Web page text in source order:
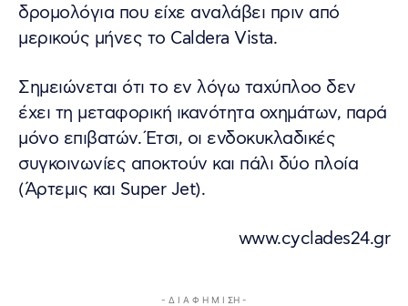
δρομολόγια που είχε αναλάβει πριν από
μερικούς μήνες το Caldera Vista.
Σημειώνεται ότι το εν λόγω ταχύπλοο δεν
έχει τη μεταφορική ικανότητα οχημάτων, παρά
μόνο επιβατών. Έτσι, οι ενδοκυκλαδικές
συγκοινωνίες αποκτούν και πάλι δύο πλοία
(Άρτεμις και Super Jet).
www.cyclades24.gr
- Δ Ι Α Φ Η Μ Ι ΣΗ -